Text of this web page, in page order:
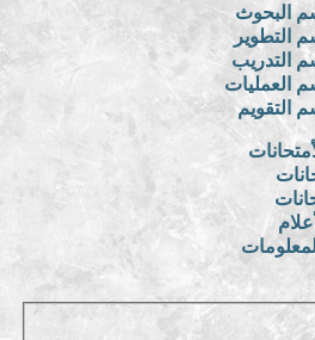
البحوث
التطوير
التدريب
العمليات
التقويم